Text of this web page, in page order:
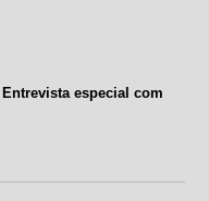
especial com